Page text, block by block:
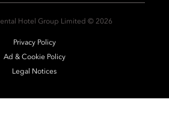
2026 © Mandarin Oriental Hotel Group Limited
Privacy Policy
Ad & Cookie Policy
Legal Notices